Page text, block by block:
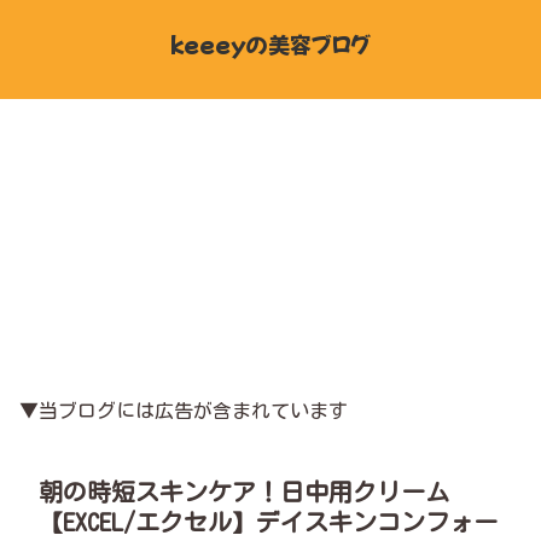
keeeyの美容ブログ
▼当ブログには広告が含まれています
朝の時短スキンケア！日中用クリーム
【EXCEL/エクセル】デイスキンコンフォー